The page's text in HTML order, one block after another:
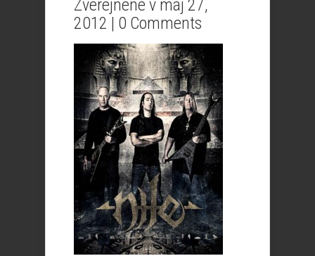
Zverejnené v máj 27,
2012 | 0 Comments